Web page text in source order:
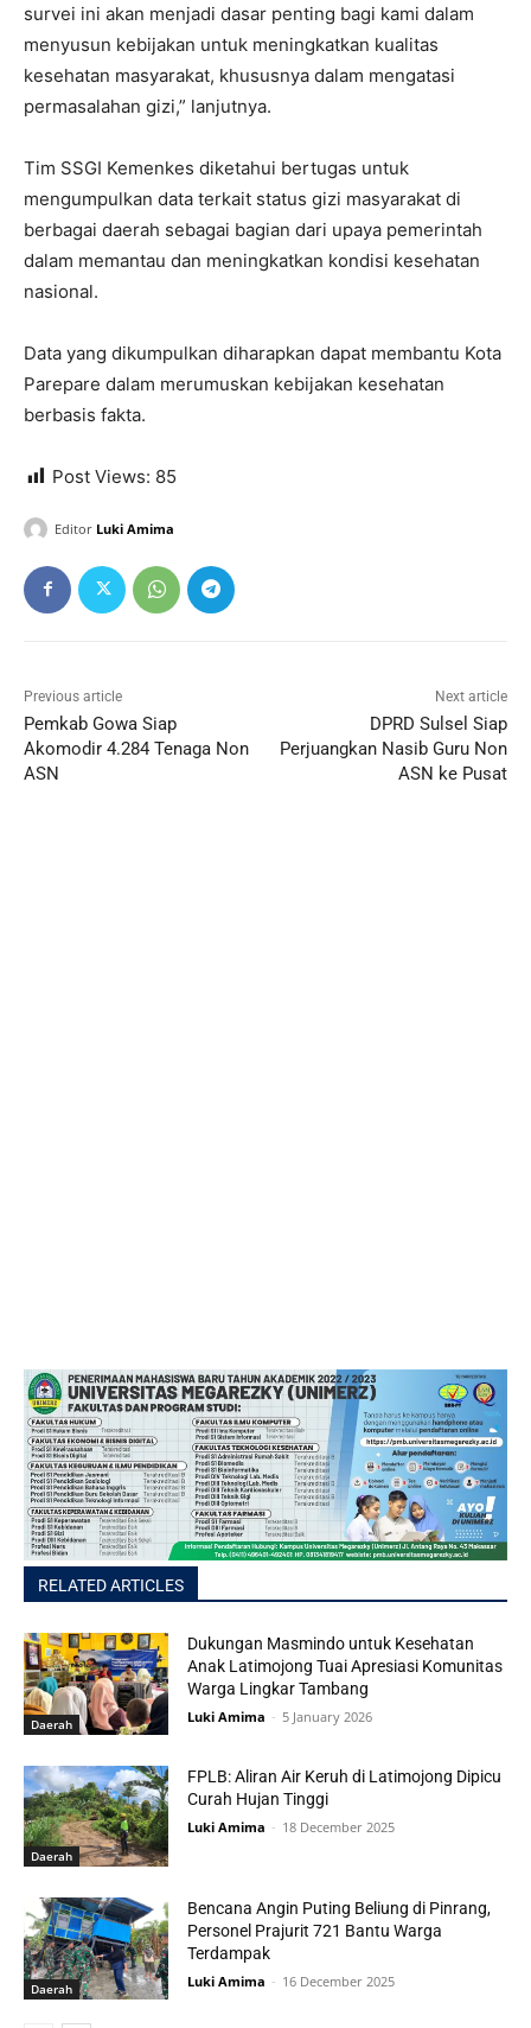
survei ini akan menjadi dasar penting bagi kami dalam
menyusun kebijakan untuk meningkatkan kualitas
kesehatan masyarakat, khususnya dalam mengatasi
permasalahan gizi,” lanjutnya.
Tim SSGI Kemenkes diketahui bertugas untuk
mengumpulkan data terkait status gizi masyarakat di
berbagai daerah sebagai bagian dari upaya pemerintah
dalam memantau dan meningkatkan kondisi kesehatan
nasional.
Data yang dikumpulkan diharapkan dapat membantu Kota
Parepare dalam merumuskan kebijakan kesehatan
berbasis fakta.
Post Views: 85
Editor Luki Amima
Previous article
Pemkab Gowa Siap
Akomodir 4.284 Tenaga Non
ASN
Next article
DPRD Sulsel Siap
Perjuangkan Nasib Guru Non
ASN ke Pusat
RELATED ARTICLES
Daerah
Dukungan Masmindo untuk Kesehatan
Anak Latimojong Tuai Apresiasi Komunitas
Warga Lingkar Tambang
Luki Amima - 5 January 2026
Daerah
FPLB: Aliran Air Keruh di Latimojong Dipicu
Curah Hujan Tinggi
Luki Amima - 18 December 2025
Daerah
Bencana Angin Puting Beliung di Pinrang,
Personel Prajurit 721 Bantu Warga
Terdampak
Luki Amima - 16 December 2025